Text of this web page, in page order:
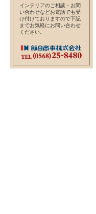
インテリアのご相談・お問
い合わせなどお電話でも受
け付けておりますので下記
までお気軽にお問い合わせ
ください。